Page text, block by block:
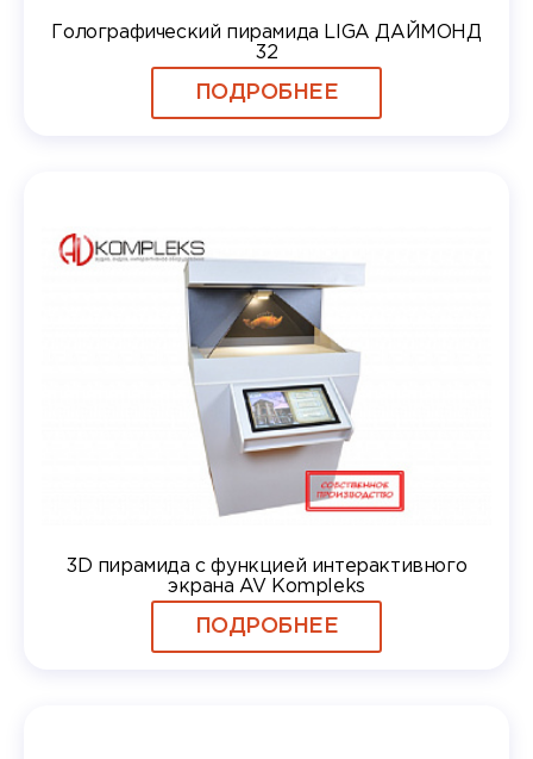
Голографический пирамида LIGA ДАЙМОНД
32
ПОДРОБНЕЕ
3D пирамида с функцией интерактивного
экрана AV Kompleks
ПОДРОБНЕЕ